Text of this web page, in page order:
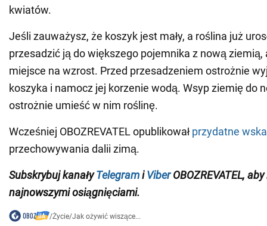
kwiatów.
Jeśli zauważysz, że koszyk jest mały, a roślina już
przesadzić ją do większego pojemnika z nową ziemią,
miejsce na wzrost. Przed przesadzeniem ostrożnie
koszyka i namocz jej korzenie wodą. Wsyp ziemię do
ostrożnie umieść w nim roślinę.
Wcześniej OBOZREVATEL opublikował przydatne
przechowywania dalii zimą.
Subskrybuj kanałyTelegramiViber OBOZREVATEL,
najnowszymi osiągnięciami.
/Życie/Jak ożywić wiszące...